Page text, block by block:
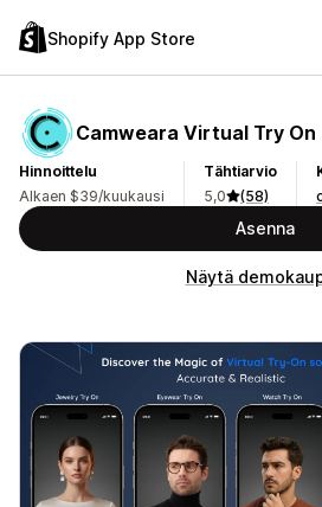
Shopify App Store
Camweara Virtual Try On
Hinnoittelu
Alkaen $39/kuukausi
Tähtiarvio
5,0
(58)
Asenna
Näytä